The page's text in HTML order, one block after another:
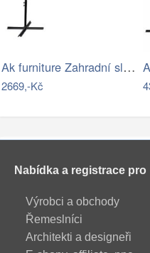
Ak furniture Zahradní slunečník CYNIA s…
2669,-Kč
Nabídka a registrace pro
Výrobci a obchody
Řemeslníci
Architekti a designeři